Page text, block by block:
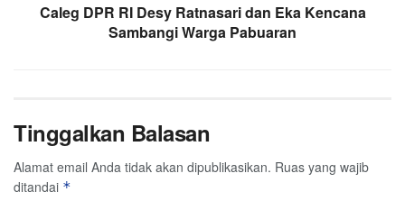
Caleg DPR RI Desy Ratnasari dan Eka Kencana
Sambangi Warga Pabuaran
Tinggalkan Balasan
Alamat email Anda tidak akan dipublikasikan. Ruas yang wajib
ditandai *